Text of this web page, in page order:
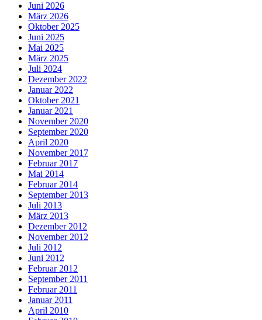
Juni 2026
März 2026
Oktober 2025
Juni 2025
Mai 2025
März 2025
Juli 2024
Dezember 2022
Januar 2022
Oktober 2021
Januar 2021
November 2020
September 2020
April 2020
November 2017
Februar 2017
Mai 2014
Februar 2014
September 2013
Juli 2013
März 2013
Dezember 2012
November 2012
Juli 2012
Juni 2012
Februar 2012
September 2011
Februar 2011
Januar 2011
April 2010